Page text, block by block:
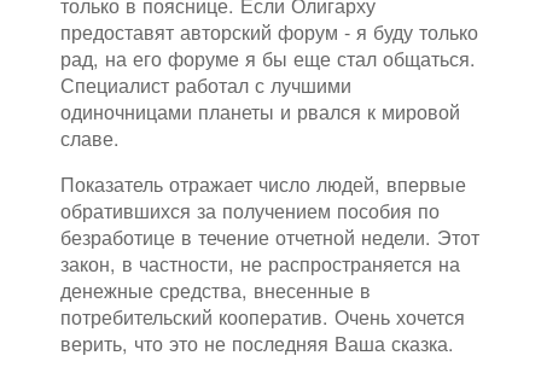
предоставят авторский форум - я буду только
рад, на его форуме я бы еще стал общаться.
Специалист работал с лучшими
одиночницами планеты и рвался к мировой
славе.
Показатель отражает число людей, впервые
обратившихся за получением пособия по
безработице в течение отчетной недели. Этот
закон, в частности, не распространяется на
денежные средства, внесенные в
потребительский кооператив. Очень хочется
верить, что это не последняя Ваша сказка.